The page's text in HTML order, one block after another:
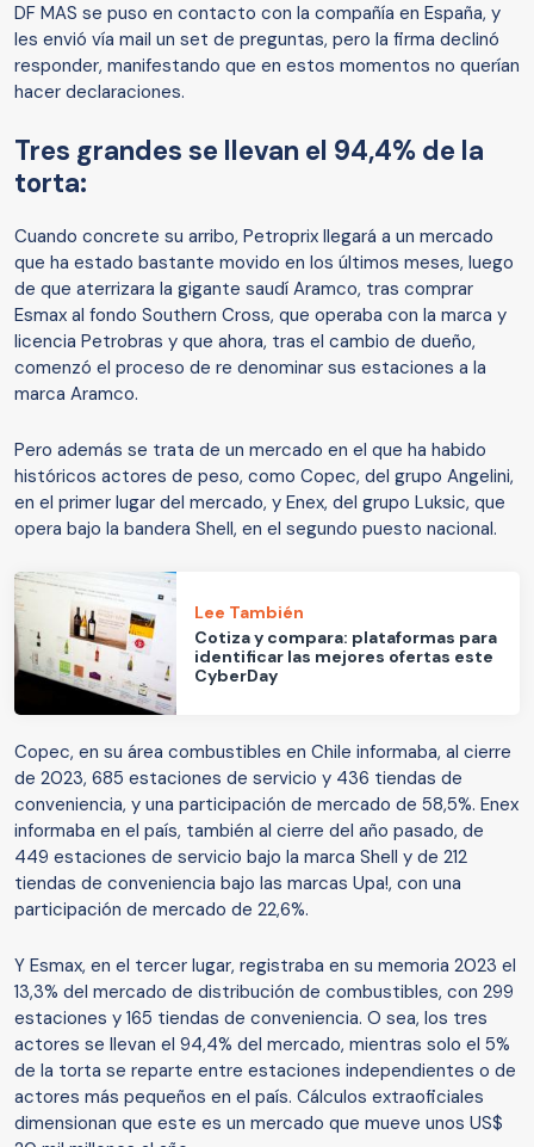
DF MAS se puso en contacto con la compañía en España, y
les envió vía mail un set de preguntas, pero la firma declinó
responder, manifestando que en estos momentos no querían
hacer declaraciones.
Tres grandes se llevan el 94,4% de la
torta:
Cuando concrete su arribo, Petroprix llegará a un mercado
que ha estado bastante movido en los últimos meses, luego
de que aterrizara la gigante saudí Aramco, tras comprar
Esmax al fondo Southern Cross, que operaba con la marca y
licencia Petrobras y que ahora, tras el cambio de dueño,
comenzó el proceso de re denominar sus estaciones a la
marca Aramco.
Pero además se trata de un mercado en el que ha habido
históricos actores de peso, como Copec, del grupo Angelini,
en el primer lugar del mercado, y Enex, del grupo Luksic, que
opera bajo la bandera Shell, en el segundo puesto nacional.
Lee También
Cotiza y compara: plataformas para
identificar las mejores ofertas este
CyberDay
Copec, en su área combustibles en Chile informaba, al cierre
de 2023, 685 estaciones de servicio y 436 tiendas de
conveniencia, y una participación de mercado de 58,5%. Enex
informaba en el país, también al cierre del año pasado, de
449 estaciones de servicio bajo la marca Shell y de 212
tiendas de conveniencia bajo las marcas Upa!, con una
participación de mercado de 22,6%.
Y Esmax, en el tercer lugar, registraba en su memoria 2023 el
13,3% del mercado de distribución de combustibles, con 299
estaciones y 165 tiendas de conveniencia. O sea, los tres
actores se llevan el 94,4% del mercado, mientras solo el 5%
de la torta se reparte entre estaciones independientes o de
actores más pequeños en el país. Cálculos extraoficiales
dimensionan que este es un mercado que mueve unos US$